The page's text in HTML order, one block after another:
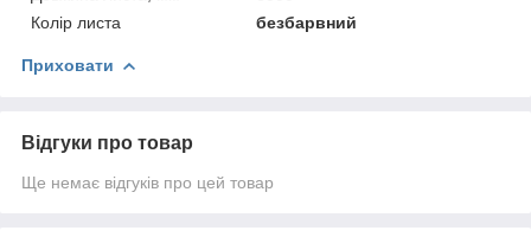
Колір листа
безбарвний
Приховати
Відгуки про товар
Ще немає відгуків про цей товар